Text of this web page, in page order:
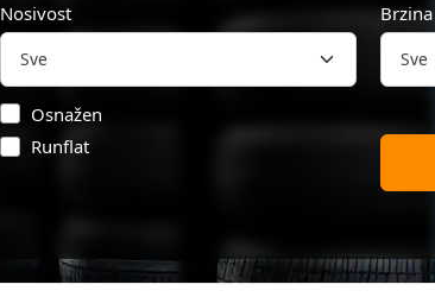
Nosivost Brzina
Osnažen
Runflat